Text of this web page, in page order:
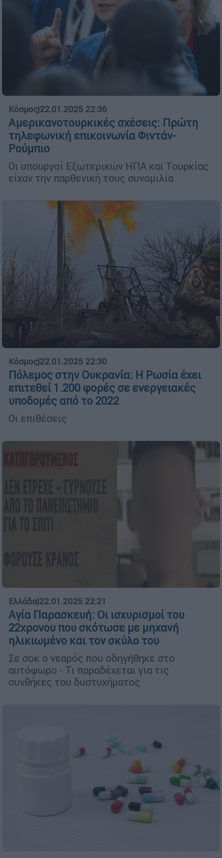
Κόσμος|22.01.2025 22:36
Αμερικανοτουρκικές σχέσεις: Πρώτη
τηλεφωνική επικοινωνία Φιντάν-
Ρούμπιο
Οι υπουργοί Εξωτερικών ΗΠΑ και Τουρκίας
είχαν την παρθενική τους συνομιλία
Κόσμος|22.01.2025 22:30
Πόλεμος στην Ουκρανία: Η Ρωσία έχει
επιτεθεί 1.200 φορές σε ενεργειακές
υποδομές από το 2022
Οι επιθέσεις
Ελλάδα|22.01.2025 22:21
Αγία Παρασκευή: Οι ισχυρισμοί του
22χρονου που σκότωσε με μηχανή
ηλικιωμένο και τον σκύλο του
Σε σοκ ο νεαρός που οδηγήθηκε στο
αυτόφωρο - Τι παραδέχεται για τις
συνθήκες του δυστυχήματος